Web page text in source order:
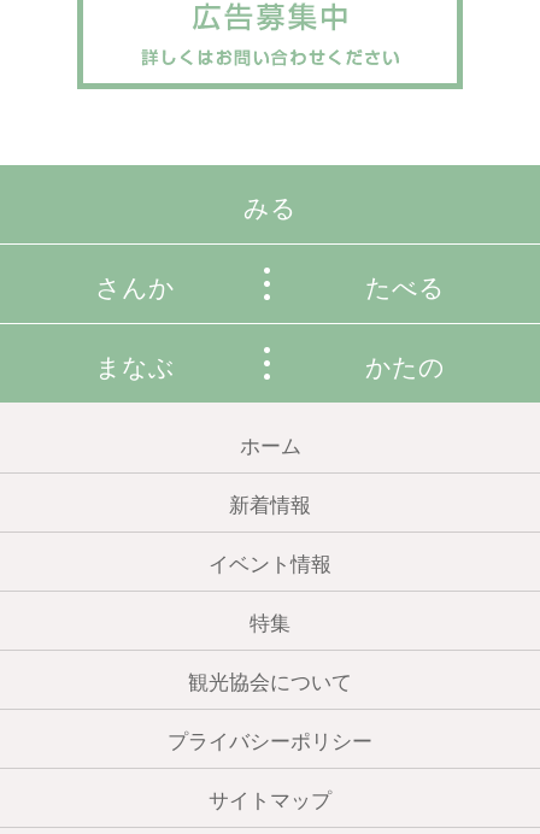
みる
さんか たべる
まなぶ かたの
ホーム
新着情報
イベント情報
特集
観光協会について
プライバシーポリシー
サイトマップ